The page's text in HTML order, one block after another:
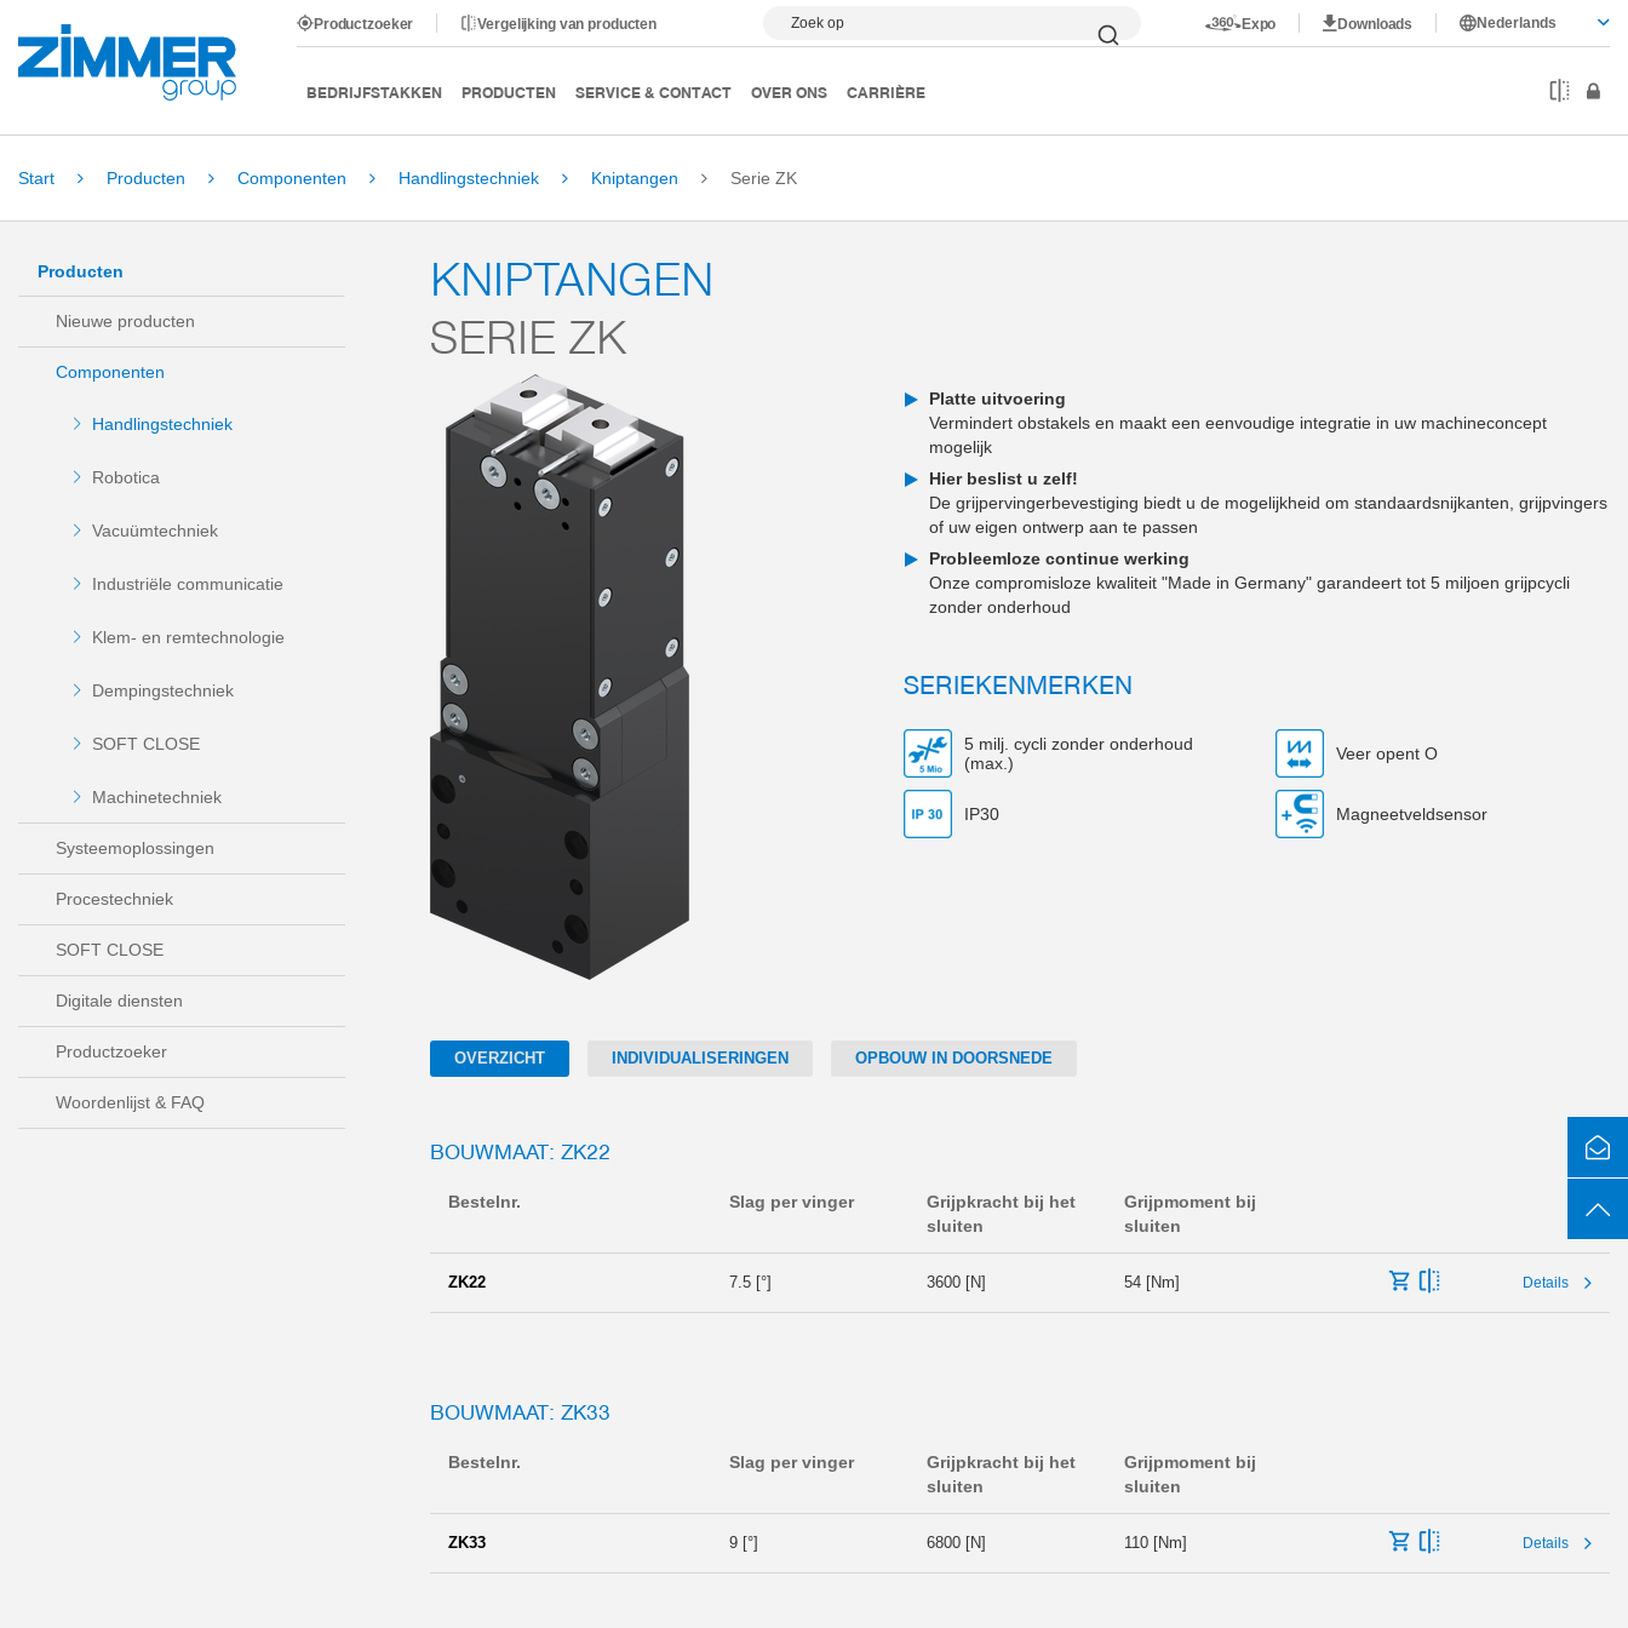
Productzoeker Vergelijking van producten Zoek op Expo Downloads Nederlands
BEDRIJFSTAKKEN PRODUCTEN SERVICE & CONTACT OVER ONS CARRIÈRE
Start Producten Componenten Handlingstechniek Kniptangen Serie ZK
Producten
Nieuwe producten
Componenten
Handlingstechniek
Robotica
Vacuümtechniek
Industriële communicatie
Klem- en remtechnologie
Dempingstechniek
SOFT CLOSE
Machinetechniek
Systeemoplossingen
Procestechniek
SOFT CLOSE
Digitale diensten
Productzoeker
Woordenlijst & FAQ
KNIPTANGEN
SERIE ZK
Platte uitvoering
Vermindert obstakels en maakt een eenvoudige integratie in uw machineconcept
mogelijk
Hier beslist u zelf!
De grijpervingerbevestiging biedt u de mogelijkheid om standaardsnijkanten, grijpvingers
of uw eigen ontwerp aan te passen
Probleemloze continue werking
Onze compromisloze kwaliteit "Made in Germany" garandeert tot 5 miljoen grijpcycli
zonder onderhoud
SERIEKENMERKEN
5 milj. cycli zonder onderhoud
(max.)
Veer opent O
IP30 Magneetveldsensor
OVERZICHT INDIVIDUALISERINGEN OPBOUW IN DOORSNEDE
BOUWMAAT: ZK22
Bestelnr. Slag per vinger
Grijpkracht bij het
sluiten
Grijpmoment bij
sluiten
ZK22 7.5 [°] 3600 [N] 54 [Nm] Details
BOUWMAAT: ZK33
Bestelnr. Slag per vinger
Grijpkracht bij het
sluiten
Grijpmoment bij
sluiten
ZK33 9 [°] 6800 [N] 110 [Nm] Details